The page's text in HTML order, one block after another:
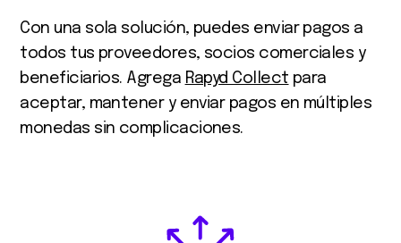
Con una sola solución, puedes enviar pagos a
todos tus proveedores, socios comerciales y
beneficiarios. Agrega Rapyd Collect para
aceptar, mantener y enviar pagos en múltiples
monedas sin complicaciones.